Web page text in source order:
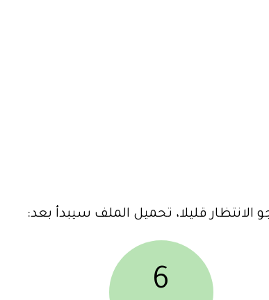
الانتظار قليلا، تحميل الملف سيبدأ بعد:
6